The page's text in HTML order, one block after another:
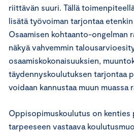
riittävän suuri. Tällä
lisätä työvoiman tarjontaa
Osaamisen kohtaanto-ongelman
näkyä vahvemmin
osaamiskokonaisuuksien,
täydennyskoulutuksen tarjontaa
voidaan kannustaa muun muassa
Oppisopimuskoulutus on kenties
tarpeeseen vastaava